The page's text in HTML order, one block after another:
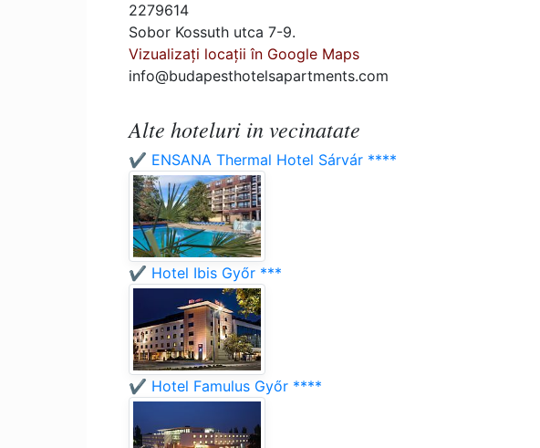
2279614
Sobor Kossuth utca 7-9.
Vizualizați locații în Google Maps
info@budapesthotelsapartments.com
Alte hoteluri in vecinatate
✔️ ENSANA Thermal Hotel Sárvár ****
✔️ Hotel Ibis Győr ***
✔️ Hotel Famulus Győr ****